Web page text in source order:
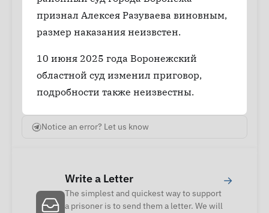
признал Алексея Разуваева виновным,
размер наказания неизвстен.
10 июня 2025 года Воронежский
областной суд изменил приговор,
подробности также неизвестны.
Notice an error? Let us know
Write a Letter
The simplest and quickest way to support
a prisoner is to send them a letter. We will
→